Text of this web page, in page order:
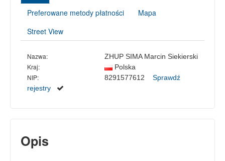
Preferowane metody płatności
Mapa
Street View
Nazwa: ZHUP SIMA Marcin Siekierski
Kraj: Polska
NIP: 8291577612 Sprawdź
rejestry
Opis